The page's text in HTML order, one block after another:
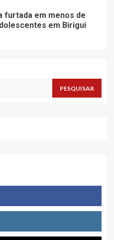
furtada em menos de
em Birigui
PESQUISAR